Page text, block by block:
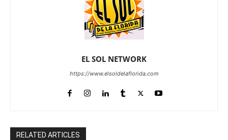
EL SOL NETWORK
https://www.elsoldelaflorida.com
RELATED ARTICLES